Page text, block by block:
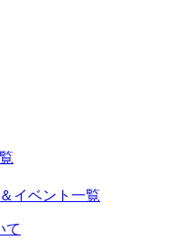
イベント一覧
て